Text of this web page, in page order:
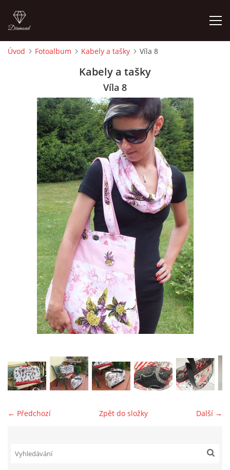
CEDULKY
MOJE POSLEDNÍ PRÁCE
jk-laguna@seznam.cz
© 2025 eStránky.cz
Úvod Fotoalbum Kabely a tašky Víla 8
Kabely a tašky
Víla 8
← Předchozí Další →
Zpět do složky